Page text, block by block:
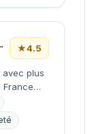
Strasbourg ★4.5
plus
France